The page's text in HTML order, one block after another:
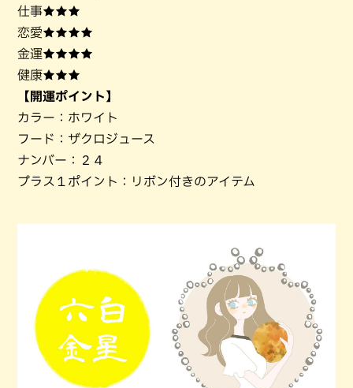
仕事★★★
恋愛★★★★
金運★★★★
健康★★★
【開運ポイント】
カラー：ホワイト
フード：ザクロジュース
ナンバー：２４
プラス１ポイント：リボン付きのアイテム